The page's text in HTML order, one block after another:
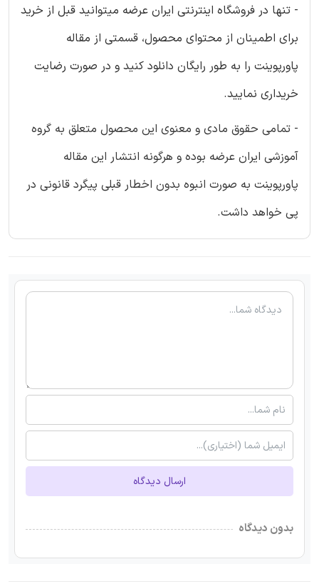
- تنها در فروشگاه اینترنتی ایران عرضه میتوانید قبل از خرید
برای اطمینان از محتوای محصول، قسمتی از مقاله
پاورپوینت را به طور رایگان دانلود کنید و در صورت رضایت
خریداری نمایید.
- تمامی حقوق مادی و معنوی این محصول متعلق به گروه
آموزشی ایران عرضه بوده و هرگونه انتشار این مقاله
پاورپوینت به صورت انبوه بدون اخطار قبلی پیگرد قانونی در
پی خواهد داشت.
ارسال دیدگاه
بدون دیدگاه